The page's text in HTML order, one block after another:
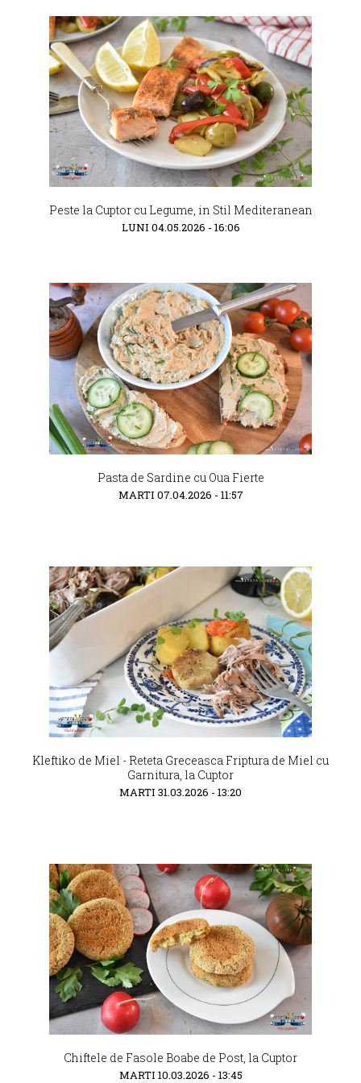
Peste la Cuptor cu Legume, in Stil Mediteranean
LUNI 04.05.2026 - 16:06
Pasta de Sardine cu Oua Fierte
MARTI 07.04.2026 - 11:57
Kleftiko de Miel - Reteta Greceasca Friptura de Miel cu
Garnitura, la Cuptor
MARTI 31.03.2026 - 13:20
Chiftele de Fasole Boabe de Post, la Cuptor
MARTI 10.03.2026 - 13:45